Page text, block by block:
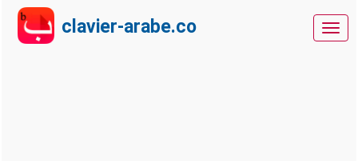
clavier-arabe.co